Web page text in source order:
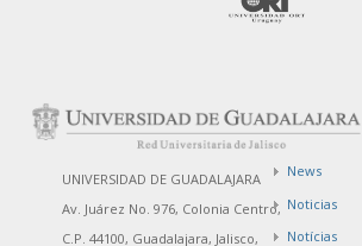
UNIVERSIDAD DE GUADALAJARA
Av. Juárez No. 976, Colonia Centro,
C.P. 44100, Guadalajara, Jalisco,
News
Noticias
Notícias